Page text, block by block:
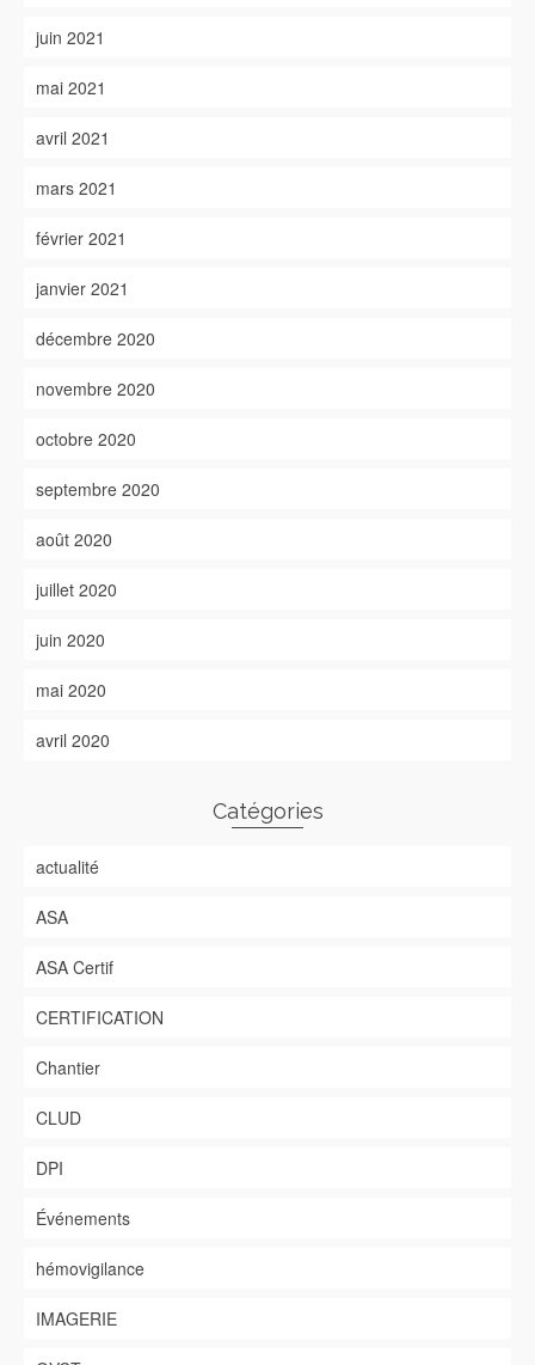
juin 2021
mai 2021
avril 2021
mars 2021
février 2021
janvier 2021
décembre 2020
novembre 2020
octobre 2020
septembre 2020
août 2020
juillet 2020
juin 2020
mai 2020
avril 2020
Catégories
actualité
ASA
ASA Certif
CERTIFICATION
Chantier
CLUD
DPI
Événements
hémovigilance
IMAGERIE